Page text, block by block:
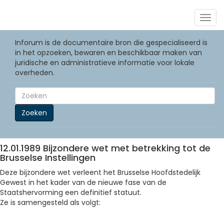
Inforum is de documentaire bron die gespecialiseerd is
in het opzoeken, bewaren en beschikbaar maken van
juridische en administratieve informatie voor lokale
overheden.
Zoeken
12.01.1989 Bijzondere wet met betrekking tot de
Brusselse Instellingen
Deze bijzondere wet verleent het Brusselse Hoofdstedelijk
Gewest in het kader van de nieuwe fase van de
Staatshervorming een definitief statuut.
Ze is samengesteld als volgt: